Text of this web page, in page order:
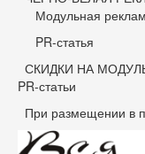
Модульная
PR-статья
СКИДКИ НА
PR-статьи
При размещении в